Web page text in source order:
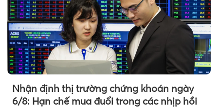
Nhận định thị trường chứng khoán ngày
6/8: Hạn chế mua đuổi trong các nhịp hồi